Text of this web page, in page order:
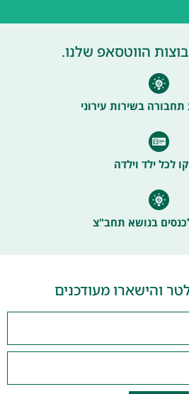
הווטסאפ שלנו.
בשירות עירוני
לכל ילד וילדה
בנושא תחב"צ
והישארו מעודכנים